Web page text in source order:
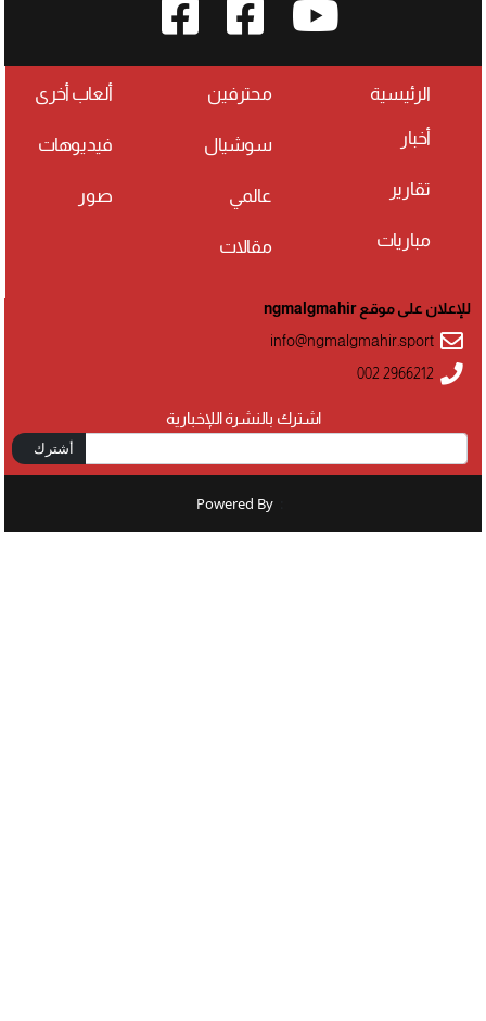
الرئيسية
أخبار
تقارير
مباريات
محترفين
سوشيال
عالمي
مقالات
ألعاب أخرى
فيديوهات
صور
اشترك بالنشرة اللإخبارية
أشترك
للإعلان على موقع ngmalgmahir
info@ngmalgmahir.sport
002 2966212
Powered By